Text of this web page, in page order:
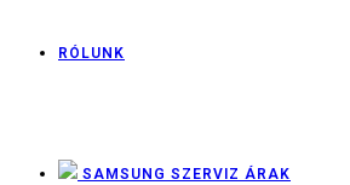
RÓLUNK
SAMSUNG SZERVIZ ÁRAK